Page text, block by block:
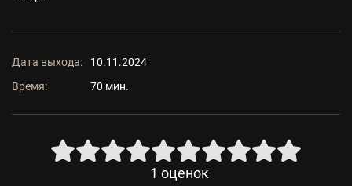
Дата выхода:
10.11.2024
Время:
70 мин.
1 оценок